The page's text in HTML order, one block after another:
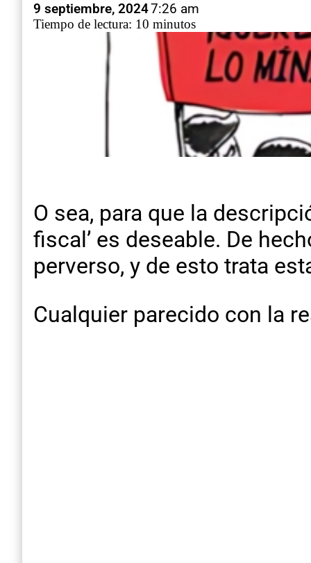
9 septiembre, 20247:26 am
Tiempo de lectura: 10 minutos
O sea, para que la
fiscal’ es deseable. De
perverso, y de esto trata
Cualquier parecido con la